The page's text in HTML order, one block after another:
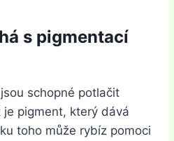
s pigmentací
schopné potlačit
pigment, který dává
toho může rybíz pomoci